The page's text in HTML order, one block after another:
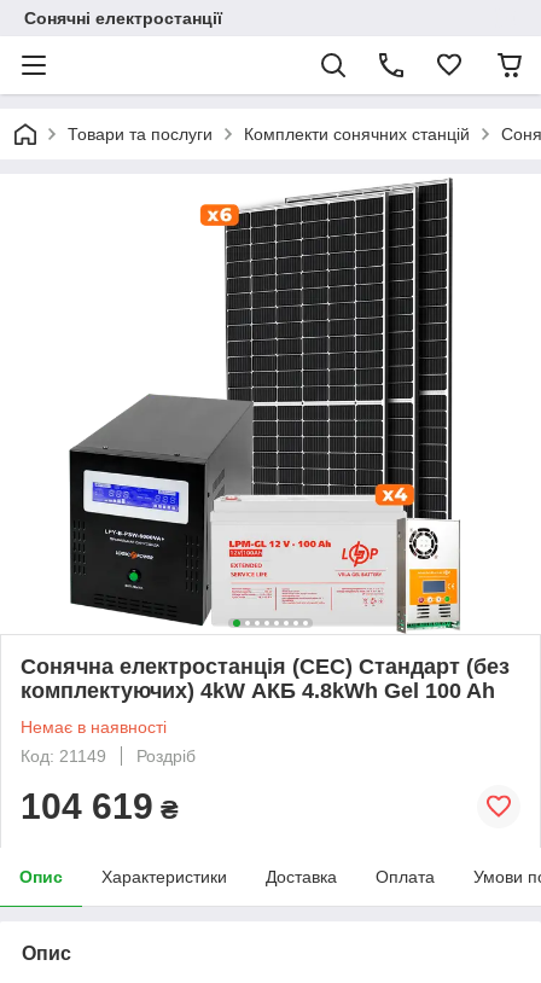
Сонячні електростанції
Товари та послуги Комплекти сонячних станцій
Сонячна електростанція (СЕС) Стандарт (без
комплектуючих) 4kW АКБ 4.8kWh Gel 100 Ah
Немає в наявності
Код: 21149
Роздріб
104 619 ₴
Опис Характеристики Доставка Оплата Умови
Опис